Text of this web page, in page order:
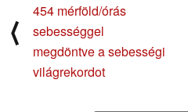
⟨
454 mérföld/órás
sebességgel
megdöntve a sebességi
világrekordot